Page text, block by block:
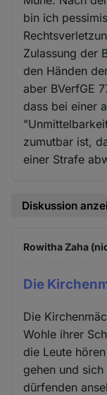
bin ich
Zulassung der
den Händen
aber BVerfGE
dass bei einer
zumutbar ist,
einer Strafe
Diskussion
Rowitha Zaha
Die
Die
Wohle ihrer
die Leute
gehen und
dürfenden